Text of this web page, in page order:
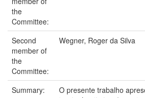
the
Committee:
Second
member of
the
Committee:
Wegner, Roger da Silva
Summary:
O presente trabalho